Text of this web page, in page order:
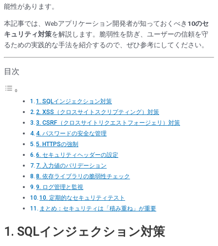
能性があります。
本記事では、Webアプリケーション開発者が知っておくべき 10のセ
キュリティ対策を解説します。脆弱性を防ぎ、ユーザーの信頼を守
るための実践的な手法を紹介するので、ぜひ参考にしてください。
目次
1. SQLインジェクション対策
2. XSS（クロスサイトスクリプティング）対策
3. CSRF（クロスサイトリクエストフォージェリ）対策
4. パスワードの安全な管理
5. HTTPSの強制
6. セキュリティヘッダーの設定
7. 入力値のバリデーション
8. 依存ライブラリの脆弱性チェック
9. ログ管理と監視
10. 定期的なセキュリティテスト
まとめ：セキュリティは「積み重ね」が重要
1. SQLインジェクション対策